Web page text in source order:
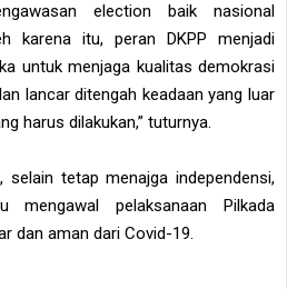
election baik nasional
karena itu, peran DKPP menjadi
untuk menjaga kualitas demokrasi
lancar ditengah keadaan yang luar
harus dilakukan,” tuturnya.
selain tetap menajga independensi,
mengawal pelaksanaan Pilkada
dan aman dari Covid-19.